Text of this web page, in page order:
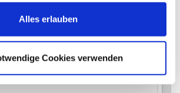
Alles erlauben
Cookies verwenden